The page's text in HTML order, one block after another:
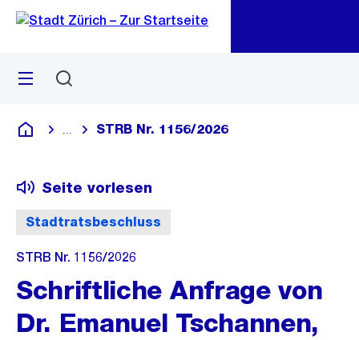
Navigation
Sprunglink
Menü
Deutsch
Blende alle Breadcrumbs ein
STRB Nr. 1156/2026
Stadtratsbeschluss
Seite vorlesen
STRB Nr. 1156/2026
Schriftliche Anfrage von
Dr. Emanuel Tschannen,